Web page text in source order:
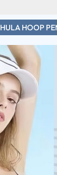
HULA HOOP